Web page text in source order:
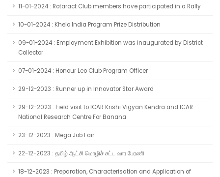
11-01-2024 : Rotaract Club members have participated in a Rally
10-01-2024 : Khelo India Program Prize Distribution
09-01-2024 : Employment Exhibition was inaugurated by District
Collector
07-01-2024 : Honour Leo Club Program Officer
29-12-2023 : Runner up in Innovator Star Award
29-12-2023 : Field visit to ICAR Krishi Vigyan Kendra and ICAR
National Research Centre For Banana
23-12-2023 : Mega Job Fair
22-12-2023 : தமிழ் ஆட்சி மொழிச் சட்ட வார பேரணி
18-12-2023 : Preparation, Characterisation and Application of